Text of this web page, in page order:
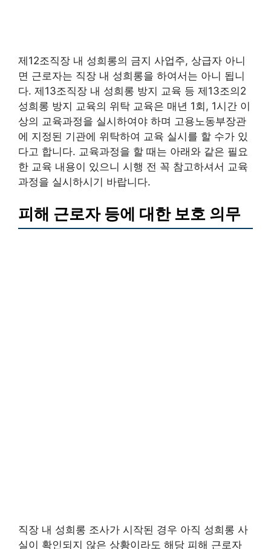
제12조직장 내 성희롱의 금지 사업주, 상급자 아니
면 근로자는 직장 내 성희롱을 하여서는 아니 됩니
다. 제13조직장 내 성희롱 방지 교육 등 제13조의2
성희롱 방지 교육의 위탁 교육은 매년 1회, 1시간 이
상의 교육과정을 실시하여야 하며 고용노동부장관
에 지정된 기관에 위탁하여 교육 실시를 할 수가 있
다고 합니다. 교육과정을 할 때는 아래와 같은 필요
한 교육 내용이 있으니 시행 전 꼭 참고하셔서 교육
과정을 실시하시기 바랍니다.
피해 근로자 등에 대한 보호 의무
직장 내 성희롱 조사가 시작된 경우 아직 성희롱 사
실이 확인되지 않은 상황이라도 해당 피해 근로자